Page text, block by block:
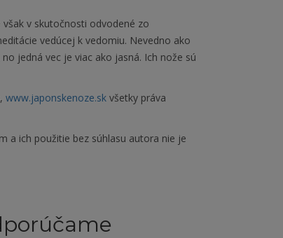
v skutočnosti odvodené zo
vedúcej k vedomiu. Nevedno ako
jedná vec je viac ako jasná. Ich nože sú
www.japonskenoze.skvšetky práva
a ich použitie bez súhlasu autora nie je